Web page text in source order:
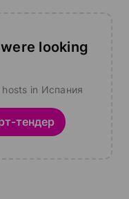
looking
in Испания
тендер